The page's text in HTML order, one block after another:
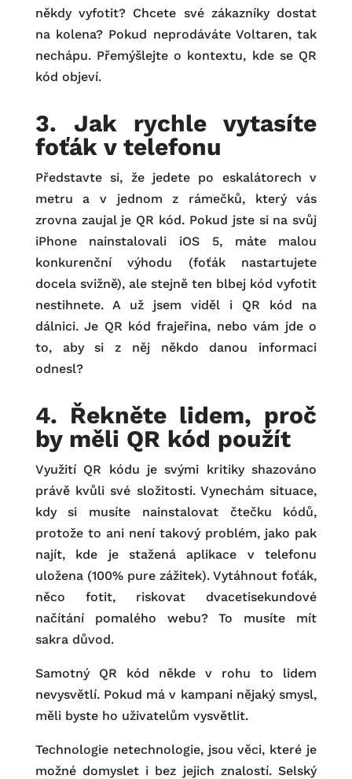
někdy vyfotit? Chcete své zákazníky dostat
na kolena? Pokud neprodáváte Voltaren, tak
nechápu. Přemýšlejte o kontextu, kde se QR
kód objeví.
3. Jak rychle vytasíte
foťák v telefonu
Představte si, že jedete po eskalátorech v
metru a v jednom z rámečků, který vás
zrovna zaujal je QR kód. Pokud jste si na svůj
iPhone nainstalovali iOS 5, máte malou
konkurenční výhodu (foťák nastartujete
docela svižně), ale stejně ten blbej kód vyfotit
nestihnete. A už jsem viděl i QR kód na
dálnici. Je QR kód frajeřina, nebo vám jde o
to, aby si z něj někdo danou informaci
odnesl?
4. Řekněte lidem, proč
by měli QR kód použít
Využití QR kódu je svými kritiky shazováno
právě kvůli své složitosti. Vynechám situace,
kdy si musíte nainstalovat čtečku kódů,
protože to ani není takový problém, jako pak
najít, kde je stažená aplikace v telefonu
uložena (100% pure zážitek). Vytáhnout foťák,
něco fotit, riskovat dvacetisekundové
načítání pomalého webu? To musíte mít
sakra důvod.
Samotný QR kód někde v rohu to lidem
nevysvětlí. Pokud má v kampani nějaký smysl,
měli byste ho uživatelům vysvětlit.
Technologie netechnologie, jsou věci, které je
možné domyslet i bez jejich znalostí. Selský